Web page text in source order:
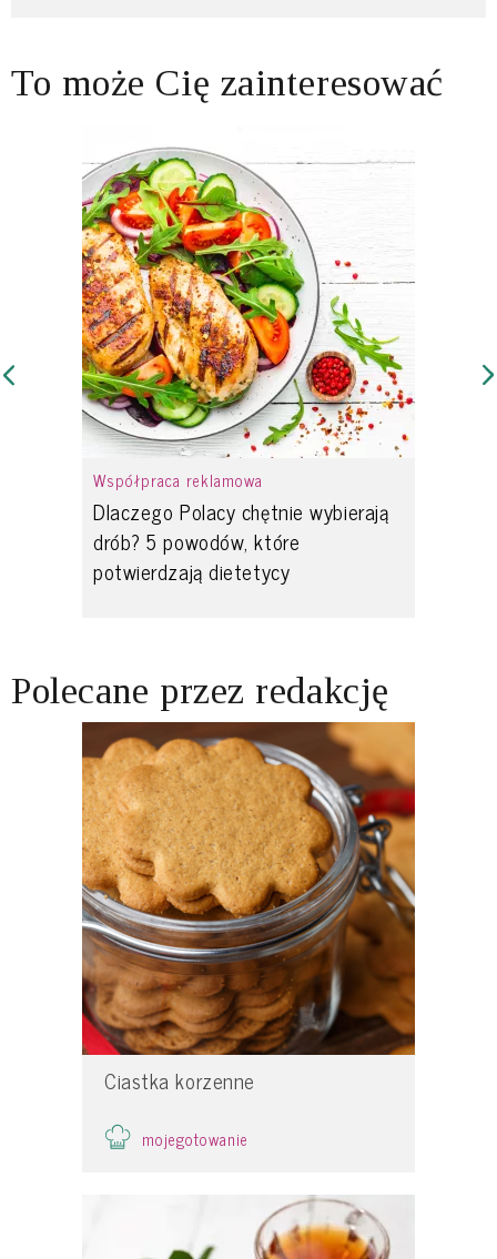
To może Cię zainteresować
Współpraca reklamowa
Dlaczego Polacy chętnie wybierają
drób? 5 powodów, które
potwierdzają dietetycy
Polecane przez redakcję
Ciastka korzenne
mojegotowanie